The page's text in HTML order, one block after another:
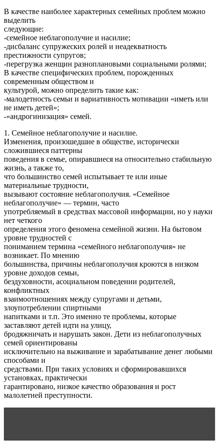
В качестве наиболее характерных семейных проблем можно
выделить
следующие:
-семейное неблагополучие и насилие;
-дисбаланс супружеских ролей и неадекватность
престижности супругов;
-перегрузка женщин разноплановыми социальными ролями;
В качестве специфических проблем, порожденных
современным обществом и
культурой, можно определить такие как:
-малодетность семьи и вариативность мотивации «иметь или
не иметь детей»;
-«андрогинизация» семей.
1. Семейное неблагополучие и насилие.
Изменения, произошедшие в обществе, исторически
сложившиеся паттерны
поведения в семье, опиравшиеся на относительно стабильную
жизнь, а также то,
что большинство семей испытывает те или иные
материальные трудности,
вызывают состояние неблагополучия. «Семейное
неблагополучие» — термин, часто
употребляемый в средствах массовой информации, но у науки
нет четкого
определения этого феномена семейной жизни. На бытовом
уровне трудностей с
пониманием термина «семейного неблагополучия» не
возникает. По мнению
большинства, причины неблагополучия кроются в низком
уровне доходов семьи,
бездуховности, асоциальном поведении родителей,
конфликтных
взаимоотношениях между супругами и детьми,
злоупотреблении спиртными
напитками и т.п. Это именно те проблемы, которые
заставляют детей идти на улицу,
бродяжничать и нарушать закон. Дети из неблагополучных
семей ориентированы
исключительно на выживание и зарабатывание денег любыми
способами и
средствами. При таких условиях и сформировавшихся
установках, практически
гарантировано, низкое качество образования и рост
малолетней преступности.